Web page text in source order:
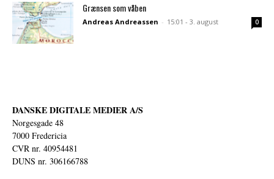
Grænsen som våben
Andreas Andreassen - 15:01 - 3. august 0
DANSKE DIGITALE MEDIER A/S
Norgesgade 48
7000 Fredericia
CVR nr. 40954481
DUNS nr. 306166788